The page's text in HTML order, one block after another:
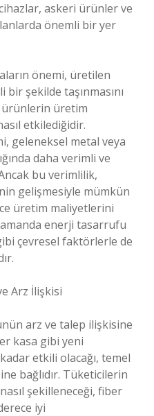
askeri ürünler ve
önemli bir yer
önemi, üretilen
şekilde taşınmasını
ürünlerin üretim
etkilediğidir.
geleneksel metal veya
daha verimli ve
bu verimlilik,
gelişmesiyle mümkün
üretim maliyetlerini
enerji tasarrufu
çevresel faktörlerle de
Arz İlişkisi
arz ve talep ilişkisine
kasa gibi yeni
etkili olacağı, temel
bağlıdır. Tüketicilerin
şekilleneceği, fiber
iyi